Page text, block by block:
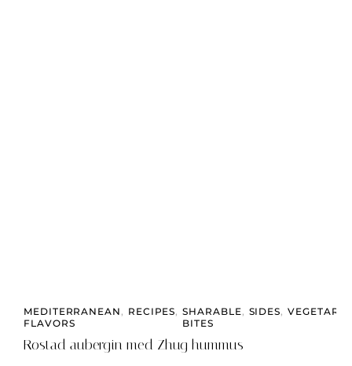
MEDITERRANEAN
FLAVORS
, RECIPES, SHARABLE
BITES
, SIDES,
Rostad aubergin med Zhug hummus